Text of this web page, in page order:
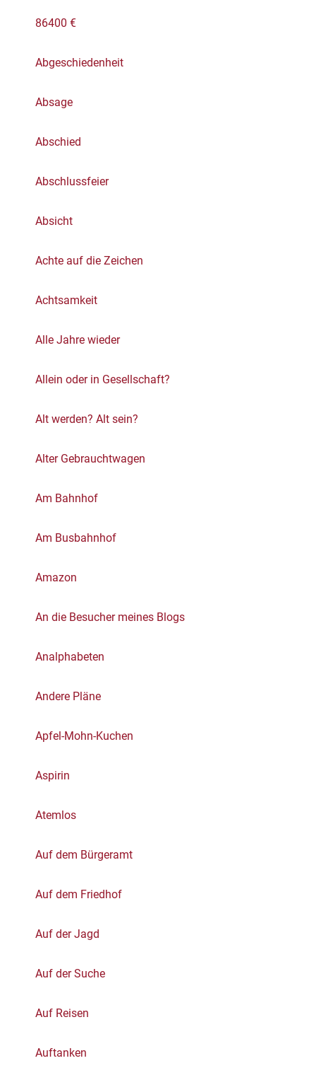
86400 €
Abgeschiedenheit
Absage
Abschied
Abschlussfeier
Absicht
Achte auf die Zeichen
Achtsamkeit
Alle Jahre wieder
Allein oder in Gesellschaft?
Alt werden? Alt sein?
Alter Gebrauchtwagen
Am Bahnhof
Am Busbahnhof
Amazon
An die Besucher meines Blogs
Analphabeten
Andere Pläne
Apfel-Mohn-Kuchen
Aspirin
Atemlos
Auf dem Bürgeramt
Auf dem Friedhof
Auf der Jagd
Auf der Suche
Auf Reisen
Auftanken